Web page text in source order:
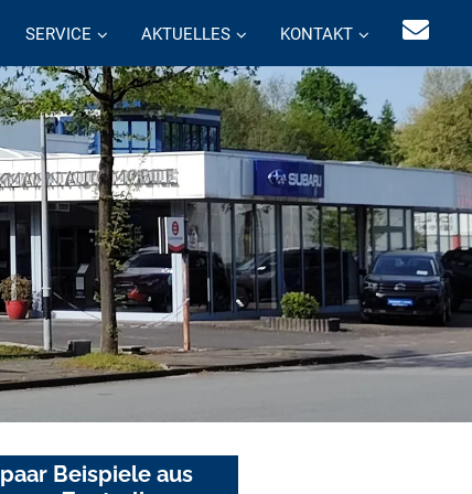
SERVICE AKTUELLES KONTAKT
Beispiele aus